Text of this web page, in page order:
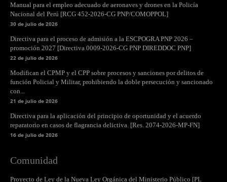
Manual para el empleo adecuado de aeronaves y drones en la Policía
Nacional del Perú [RCG 452-2026-CG PNP/COMOPPOL]
30 de julio de 2026
Directiva para el proceso de admisión a la ESCPOGRA PNP 2026 –
promoción 2027 [Directiva 0009-2026-CG PNP DIREDDOC PNP]
22 de julio de 2026
Modifican el CPMP y el CPP sobre procesos y sanciones por delitos de
función Policial y Militar, prohibiendo la doble persecución y sancionado
con...
21 de julio de 2026
Directiva para la aplicación del principio de oportunidad y el acuerdo
reparatorio en casos de flagrancia delictiva. [Res. 2074-2026-MP-FN]
16 de julio de 2026
Comunidad
Proyecto de Ley de la Nueva Ley Orgánica del Ministerio Público [PL